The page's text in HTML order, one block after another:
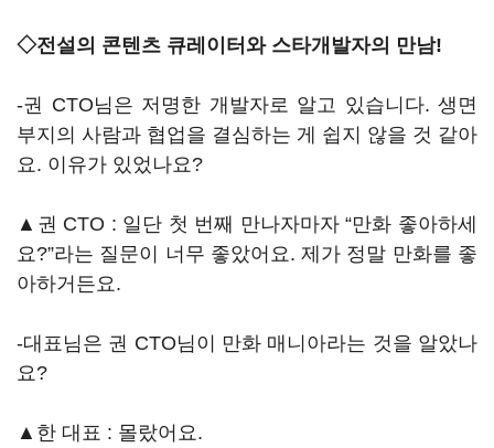
◇전설의 콘텐츠 큐레이터와 스타개발자의 만남!
-권 CTO님은 저명한 개발자로 알고 있습니다. 생면
부지의 사람과 협업을 결심하는 게 쉽지 않을 것 같아
요. 이유가 있었나요?
▲권 CTO : 일단 첫 번째 만나자마자 “만화 좋아하세
요?”라는 질문이 너무 좋았어요. 제가 정말 만화를 좋
아하거든요.
-대표님은 권 CTO님이 만화 매니아라는 것을 알았나
요?
▲한 대표 : 몰랐어요.